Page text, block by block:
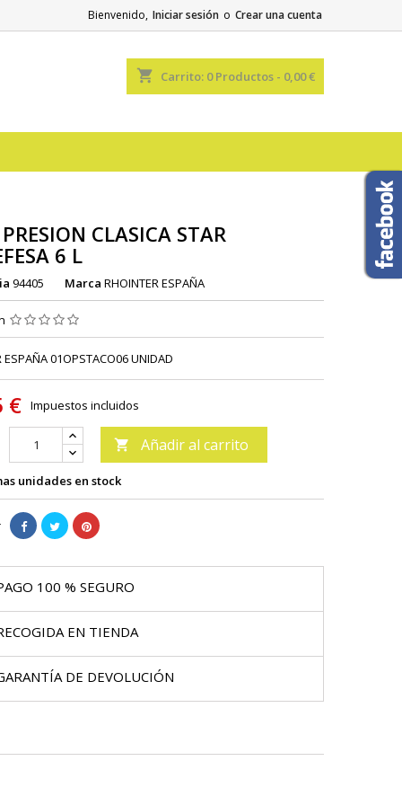
Bienvenido, Iniciar sesión o Crear una cuenta
shopping_cart Carrito: 0Productos - 0,00 €
CLASICA STAR
6 L
94405 Marca RHOINTER ESPAÑA
ESPAÑA 01OPSTACO06 UNIDAD
€ Impuestos incluidos
 Añadir al carrito
unidades en stock
100 % SEGURO
EN TIENDA
DE DEVOLUCIÓN